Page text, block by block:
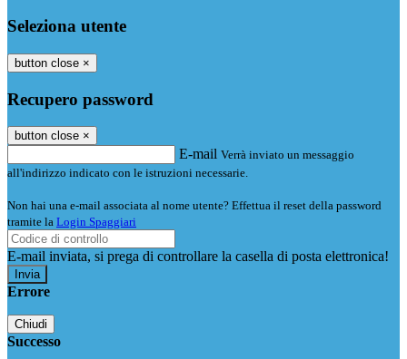
Seleziona utente
button close ×
Recupero password
button close ×
E-mail Verrà inviato un messaggio
all'indirizzo indicato con le istruzioni necessarie.
Non hai una e-mail associata al nome utente? Effettua il reset della password
tramite la Login Spaggiari
E-mail inviata, si prega di controllare la casella di posta elettronica!
Errore
Chiudi
Successo